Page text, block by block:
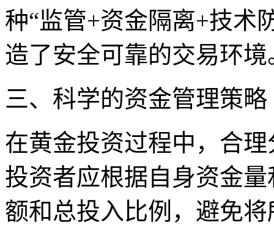
种“监管+资金隔离+技术
造了安全可靠的交易环境
三、科学的资金管理策略
在黄金投资过程中，合
投资者应根据自身资金
额和总投入比例，避免